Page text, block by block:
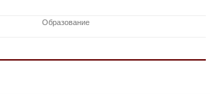
Образование